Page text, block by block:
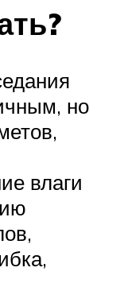
но
влаги